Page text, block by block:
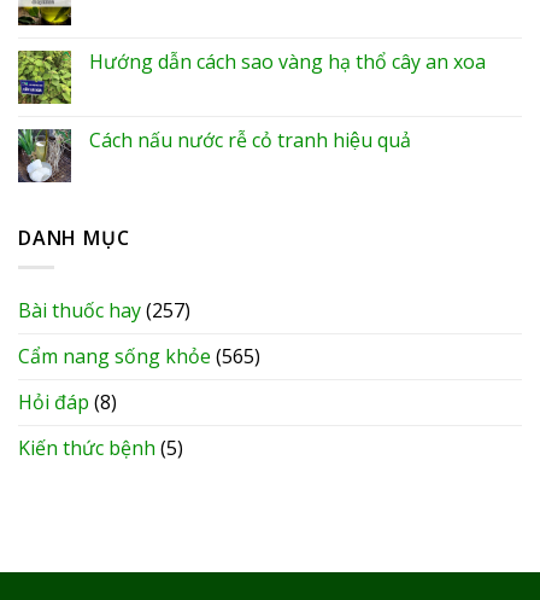
Hướng dẫn cách sao vàng hạ thổ cây an xoa
Cách nấu nước rễ cỏ tranh hiệu quả
DANH MỤC
Bài thuốc hay(257)
Cẩm nang sống khỏe (565)
Hỏi đáp (8)
Kiến thức bệnh (5)